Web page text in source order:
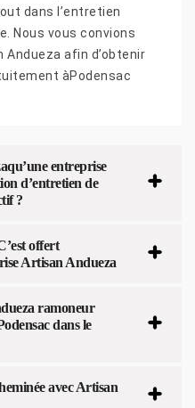
dans l’entretien
Nous vous convions
afin d’obtenir
àPodensac
entreprise
d’entretien de
?
offert
Artisan Andueza
ramoneur
dans le
avec Artisan